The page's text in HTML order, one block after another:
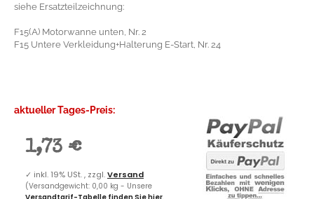
siehe Ersatzteilzeichnung:
F15(A) Motorwanne unten, Nr. 2
F15 Untere Verkleidung+Halterung E-Start, Nr. 24
aktueller Tages-Preis:
1,73 €
✓ inkl. 19% USt. , zzgl.Versand
(Versandgewicht: 0,00 kg - Unsere